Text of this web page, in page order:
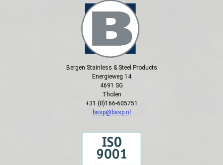
Bergen Stainless & Steel Products
Energieweg 14
4691 SG
Tholen
+31 (0)166-605751
bssp@bssp.nl